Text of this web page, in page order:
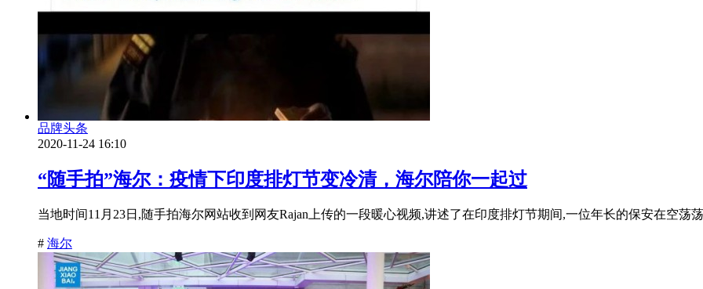
品牌头条
2020-11-24 16:10
“随手拍”海尔：疫情下印度排灯节变冷清，海尔陪你一起过
当地时间11月23日,随手拍海尔网站收到网友Rajan上传的一段暖心视频,讲述了在印度排灯节期间,一位年长的保安在空荡
# 海尔